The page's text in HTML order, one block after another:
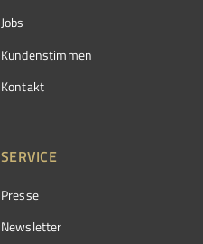
Jobs
Kundenstimmen
Kontakt
SERVICE
Presse
Newsletter